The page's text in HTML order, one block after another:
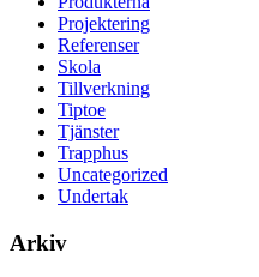
Projektering
Referenser
Skola
Tillverkning
Tiptoe
Tjänster
Trapphus
Uncategorized
Undertak
Arkiv